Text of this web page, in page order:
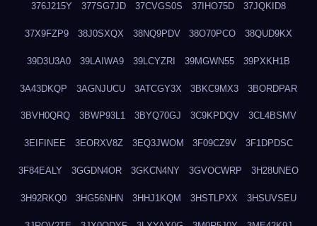
376J215Y 377SG7JD 37CVGS0S 37IHO75D 37JQKID8
37X9FZP9 38J0SXQX 38NQ9PDV 38O70PCO 38QUD9KX
39D3U3A0 39LAIWA9 39LCYZRI 39MGWN55 39PXKH1B
3A43DKQP 3AGNJUCU 3ATCGY3X 3BKC9MX3 3BORDPAR
3BVH0QRQ 3BWP93L1 3BYQ70GJ 3C9KPDQV 3CL4BSMV
3EIFINEE 3EORXV8Z 3EQ3JWOM 3F09CZ9V 3F1DPDSC
3F84EALY 3GGDN4OR 3GKCN4NY 3GVOCWRP 3H28UNEO
3H92RKQ0 3HG56NHN 3HHJ1KQM 3HSTLPXX 3HSUVSEU